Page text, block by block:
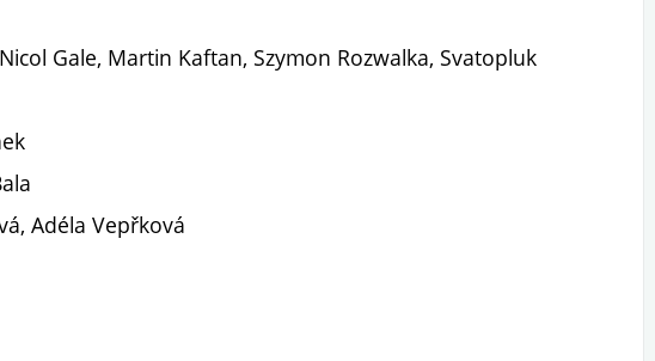
Gale, Martin Kaftan, Szymon Rozwalka, Svatopluk
Adéla Vepřková